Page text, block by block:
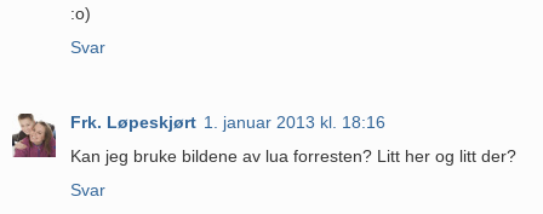
:o)
Svar
Frk. Løpeskjørt 1. januar 2013 kl. 18:16
Kan jeg bruke bildene av lua forresten? Litt her og litt der?
Svar